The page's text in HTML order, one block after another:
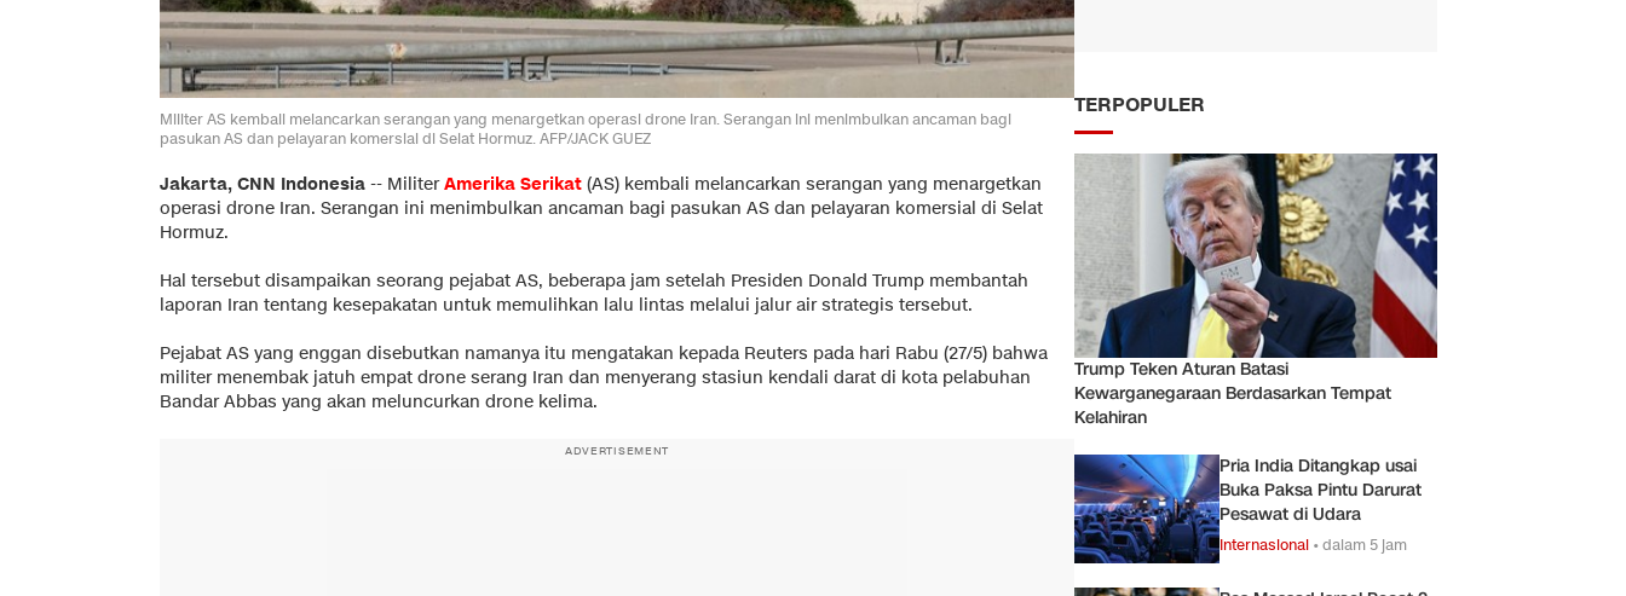
Militer AS kembali melancarkan serangan yang menargetkan operasi drone Iran. Serangan ini menimbulkan ancaman bagi
pasukan AS dan pelayaran komersial di Selat Hormuz. AFP/JACK GUEZ
Jakarta, CNN Indonesia -- MiliterAmerika Serikat (AS) kembali melancarkan serangan yang menargetkan
operasi drone Iran. Serangan ini menimbulkan ancaman bagi pasukan AS dan pelayaran komersial di Selat
Hormuz.
Hal tersebut disampaikan seorang pejabat AS, beberapa jam setelah Presiden Donald Trump membantah
laporan Iran tentang kesepakatan untuk memulihkan lalu lintas melalui jalur air strategis tersebut.
Pejabat AS yang enggan disebutkan namanya itu mengatakan kepada Reuters pada hari Rabu (27/5) bahwa
militer menembak jatuh empat drone serang Iran dan menyerang stasiun kendali darat di kota pelabuhan
Bandar Abbas yang akan meluncurkan drone kelima.
ADVERTISEMENT
TERPOPULER
Trump Teken Aturan Batasi
Kewarganegaraan Berdasarkan Tempat
Kelahiran
Pria India Ditangkap usai
Buka Paksa Pintu Darurat
Pesawat di Udara
Internasional •dalam 5 jam